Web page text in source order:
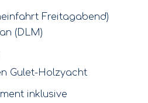
Freitagabend)
(DLM)
Gulet-Holzyacht
inklusive